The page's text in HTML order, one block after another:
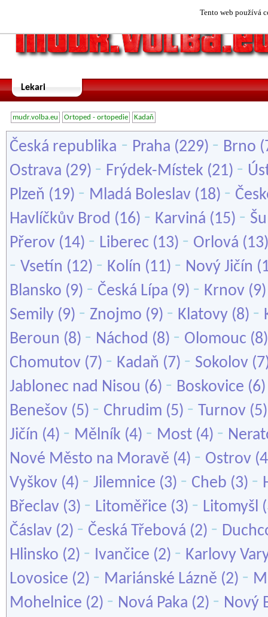
Tento web používá
Lekari
mudr.volba.eu Ortoped - ortopedie Kadaň
Česká republika - Praha (229) - Brno
Ostrava (29) - Frýdek-Místek (21) -
Plzeň (19) - Mladá Boleslav (18) -
Havlíčkův Brod (16) - Karviná (15) -
Přerov (14) - Liberec (13) - Orlová
- Vsetín (12) - Kolín (11) - Nový Jičín
Blansko (9) - Česká Lípa (9) - Krnov
Semily (9) - Znojmo (9) - Klatovy (8) -
Beroun (8) - Náchod (8) - Olomouc
Chomutov (7) - Kadaň (7) - Sokolov
Jablonec nad Nisou (6) - Boskovice
Benešov (5) - Chrudim (5) - Turnov
Jičín (4) - Mělník (4) - Most (4) -
Nové Město na Moravě (4) - Ostrov
Vyškov (4) - Jilemnice (3) - Cheb (3) -
Břeclav (3) - Litoměřice (3) - Litomyšl
Čáslav (2) - Česká Třebová (2) -
Hlinsko (2) - Ivančice (2) - Karlovy
Lovosice (2) - Mariánské Lázně (2) -
Mohelnice (2) - Nová Paka (2) - Nový